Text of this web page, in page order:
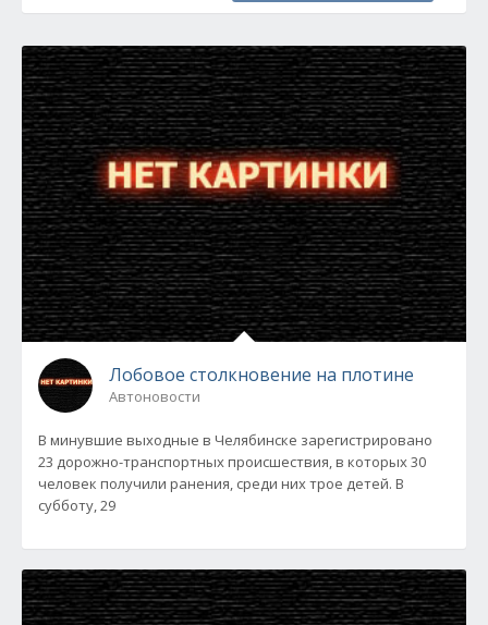
Лобовое столкновение на плотине
Автоновости
В минувшие выходные в Челябинске зарегистрировано
23 дорожно-транспортных происшествия, в которых 30
человек получили ранения, среди них трое детей. В
субботу, 29